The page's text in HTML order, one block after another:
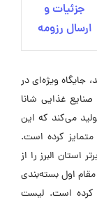
جزئیات و
ارسال رزومه
جایگاه ویژه‌ای در
غذایی شانا
را در 20 طعم مختلف تولید می‌کند که این
متمایز کرده است.
صادرکننده برتر استان البرز را از
اول بسته‌بندی
کرده است. لیست